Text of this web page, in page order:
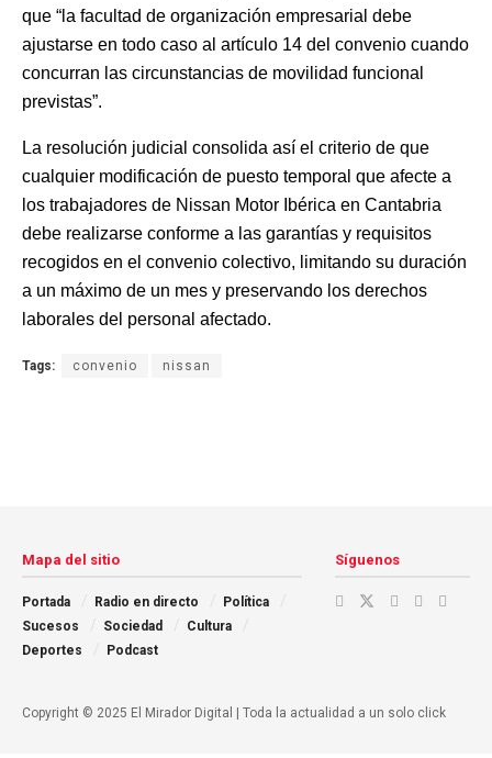
que “la facultad de organización empresarial debe
ajustarse en todo caso al artículo 14 del convenio cuando
concurran las circunstancias de movilidad funcional
previstas”.
La resolución judicial consolida así el criterio de que
cualquier modificación de puesto temporal que afecte a
los trabajadores de Nissan Motor Ibérica en Cantabria
debe realizarse conforme a las garantías y requisitos
recogidos en el convenio colectivo, limitando su duración
a un máximo de un mes y preservando los derechos
laborales del personal afectado.
Tags: convenio nissan
Copyright © 2025 El Mirador Digital | Toda la actualidad a un solo click
Mapa del sitio
Portada Radio en directo
Política
Sucesos
Sociedad
Cultura
Deportes
Podcast
Síguenos